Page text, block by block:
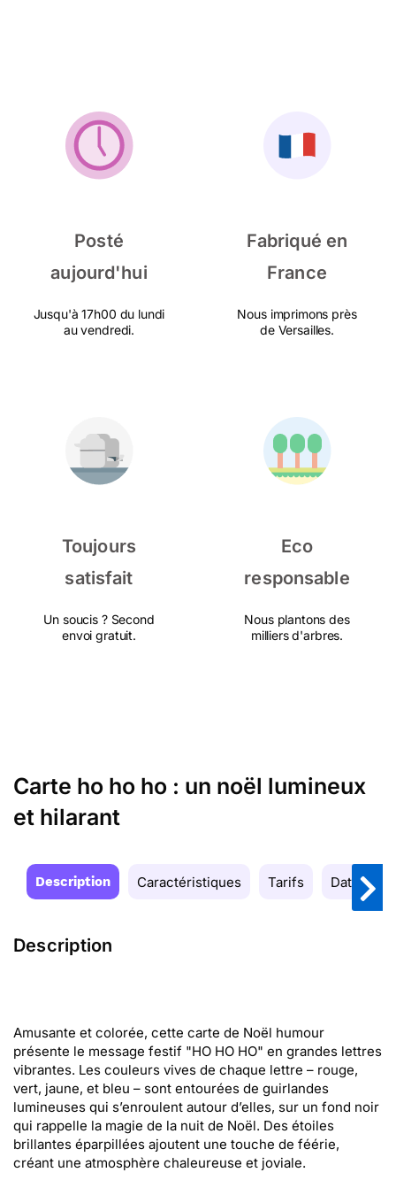
Posté
aujourd'hui
Jusqu'à 17h00 du lundi
au vendredi.
Fabriqué en
France
Nous imprimons près
de Versailles.
Toujours
satisfait
Un soucis ? Second
envoi gratuit.
Eco
responsable
Nous plantons des
milliers d'arbres.
Carte ho ho ho : un noël lumineux
et hilarant
Description Caractéristiques Tarifs Date de
Description
Amusante et colorée, cette carte de Noël humour
présente le message festif "HO HO HO" en grandes lettres
vibrantes. Les couleurs vives de chaque lettre – rouge,
vert, jaune, et bleu – sont entourées de guirlandes
lumineuses qui s’enroulent autour d’elles, sur un fond noir
qui rappelle la magie de la nuit de Noël. Des étoiles
brillantes éparpillées ajoutent une touche de féérie,
créant une atmosphère chaleureuse et joviale.